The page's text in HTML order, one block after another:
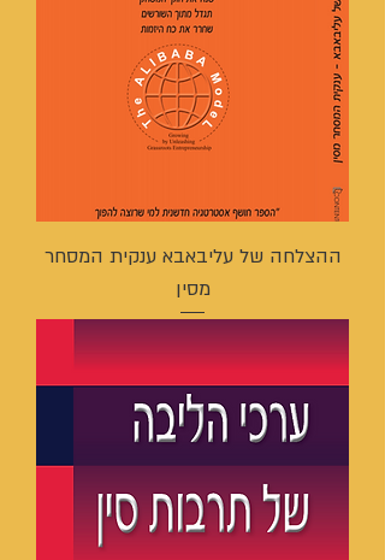
ההצלחה של עליבאבא ענקית המסחר
מסין